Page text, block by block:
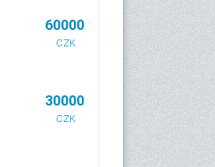
60000
CZK
30000
CZK